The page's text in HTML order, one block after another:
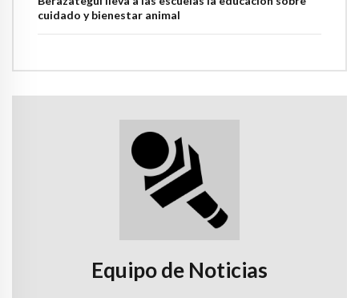
cuidado y bienestar animal
Equipo de Noticias